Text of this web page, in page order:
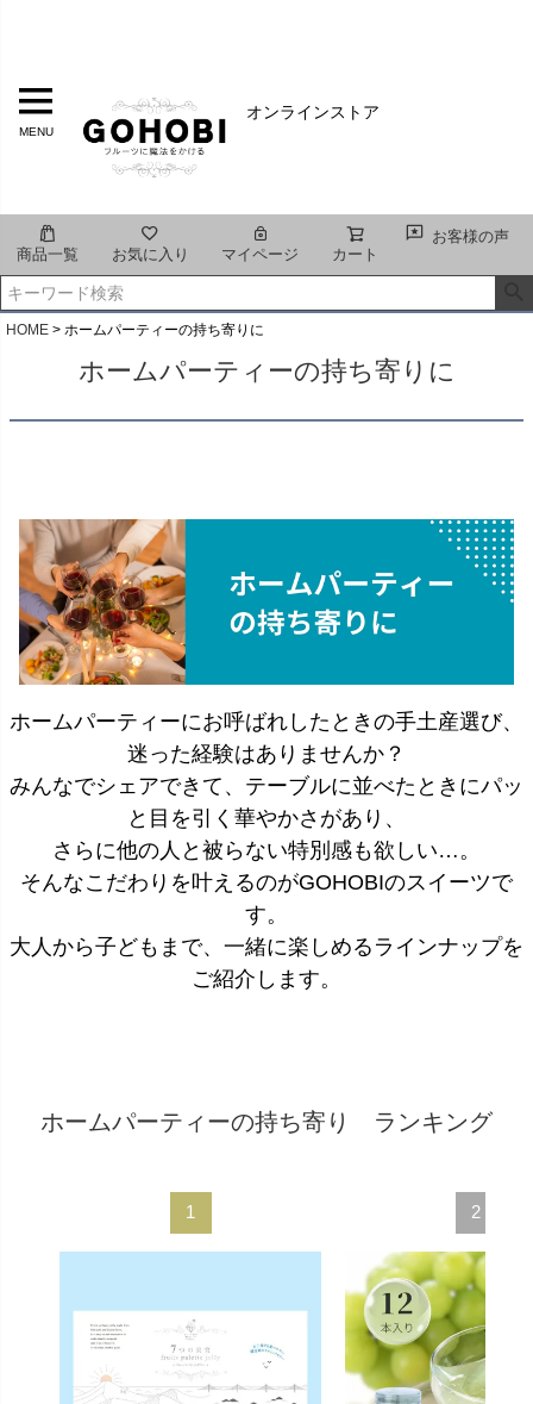
オンラインストア
MENU
商品一覧 お気に入り マイページ カート
お客様の声
HOME ホームパーティーの持ち寄りに
ホームパーティーの持ち寄りに
ホームパーティーにお呼ばれしたときの手土産選び、
迷った経験はありませんか？
みんなでシェアできて、テーブルに並べたときにパッ
と目を引く華やかさがあり、
さらに他の人と被らない特別感も欲しい…。
そんなこだわりを叶えるのがGOHOBIのスイーツで
す。
大人から子どもまで、一緒に楽しめるラインナップを
ご紹介します。
ホームパーティーの持ち寄り ランキング